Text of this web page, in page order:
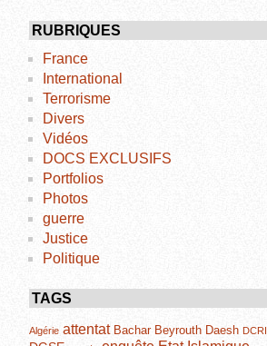
RUBRIQUES
France
International
Terrorisme
Divers
Vidéos
DOCS EXCLUSIFS
Portfolios
Photos
guerre
Justice
Politique
TAGS
Algérie attentat Bachar Beyrouth Daesh DCRI